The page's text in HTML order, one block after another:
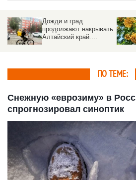
Дожди и град
продолжают накрывать
Алтайский край.
ПО ТЕМЕ:
Снежную «еврозиму» в
спрогнозировал синоптик